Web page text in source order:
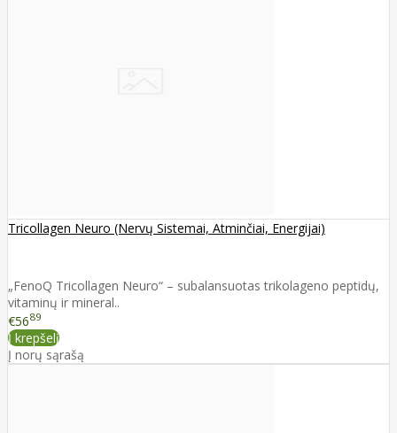
Tricollagen Neuro (Nervų Sistemai, Atminčiai, Energijai)
„FenoQ Tricollagen Neuro“ – subalansuotas trikolageno peptidų,
vitaminų ir mineral..
€5689
Į krepšelį
Į norų sąrašą